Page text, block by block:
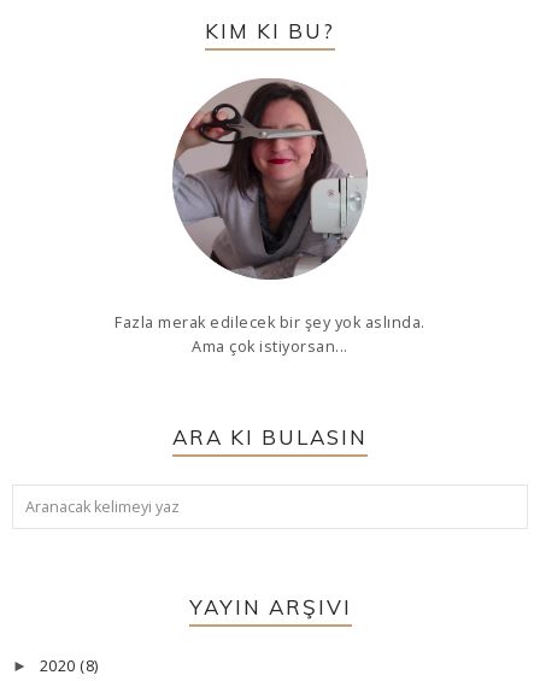
KIM KI BU?
Fazla merak edilecek bir şey yok aslında.
Ama çok istiyorsan...
ARA KI BULASIN
YAYIN ARŞIVI
► 2020 (8)